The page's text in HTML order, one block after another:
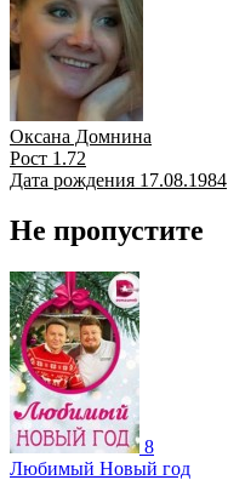
Оксана Домнина
Рост 1.72
Дата рождения 17.08.1984
Не пропустите
8
Любимый Новый год